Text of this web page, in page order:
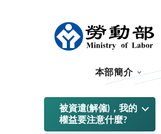
本部簡介
被資遣(解僱)，我的
權益要注意什麼?